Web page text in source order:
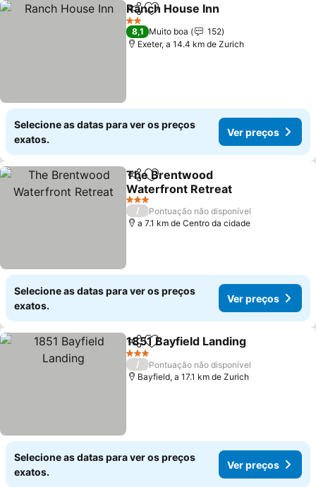
PartilharAdicionar aos favoritos
Ranch House Inn
2 Estrelas
8,1 Muito boa
152
Exeter, a 14.4 km de Zurich
Selecione as datas para ver os preços
exatos.
Ver preços
PartilharAdicionar aos favoritos
The Brentwood
Waterfront Retreat
3 Estrelas
/
Pontuação não disponível
a 7.1 km de Centro da cidade
Selecione as datas para ver os preços
exatos.
Ver preços
PartilharAdicionar aos favoritos
1851 Bayfield Landing
3 Estrelas
/
Pontuação não disponível
Bayfield, a 17.1 km de Zurich
Selecione as datas para ver os preços
exatos.
Ver preços